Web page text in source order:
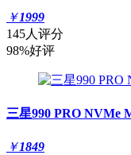
￥1999
145人评分
98%好评
三星990 PRO NVMe
￥1849